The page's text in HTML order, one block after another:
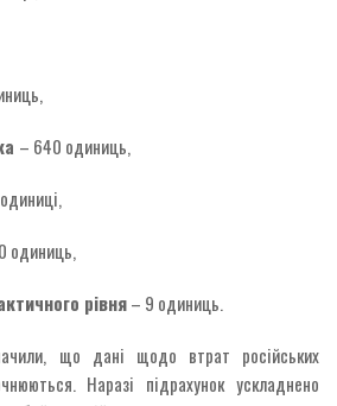
– 640 одиниць,
одиниць,
рівня– 9 одиниць.
що дані щодо втрат російських
Наразі підрахунок ускладнено